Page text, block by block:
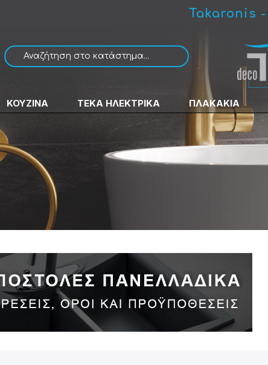
Takaronis
ΚΟΥΖΙΝΑ ΤΕΚΑ ΗΛΕΚΤΡΙΚΑ ΠΛΑΚΑΚΙΑ